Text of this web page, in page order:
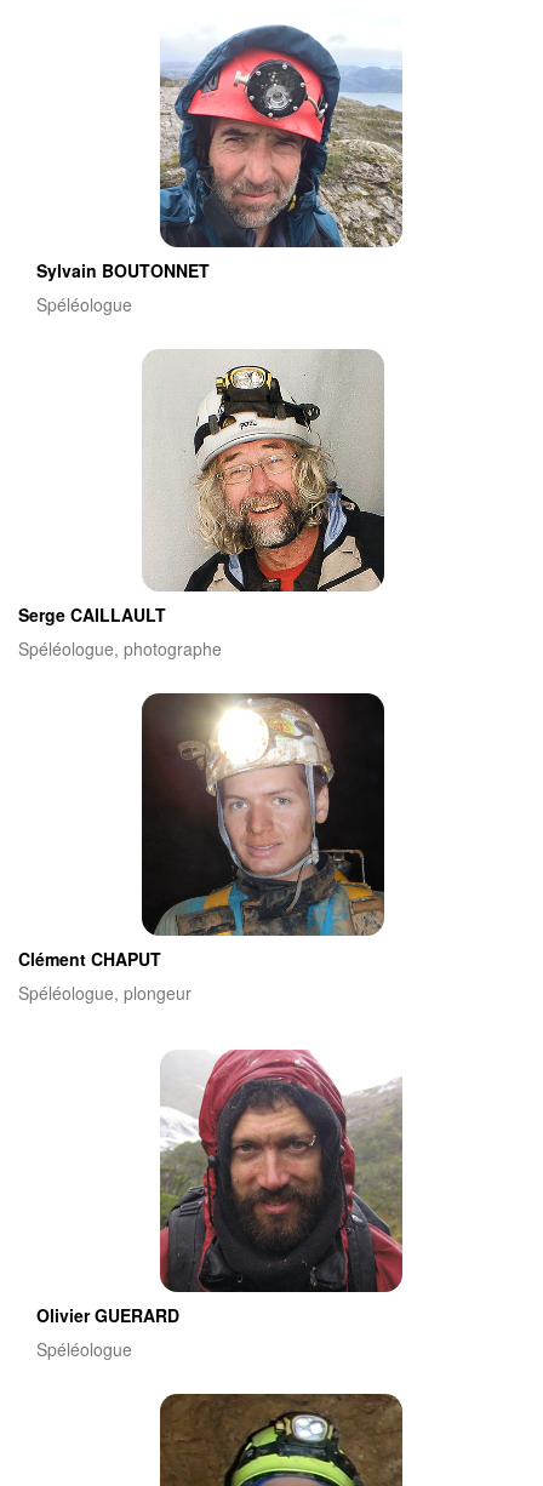
Sylvain BOUTONNET
Spéléologue
Serge CAILLAULT
Spéléologue, photographe
Clément CHAPUT
Spéléologue, plongeur
Olivier GUERARD
Spéléologue